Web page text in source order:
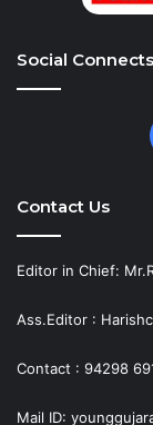
Social Connects
Contact Us
Editor in Chief:
Ass.Editor :
Contact : 94298
Mail ID: